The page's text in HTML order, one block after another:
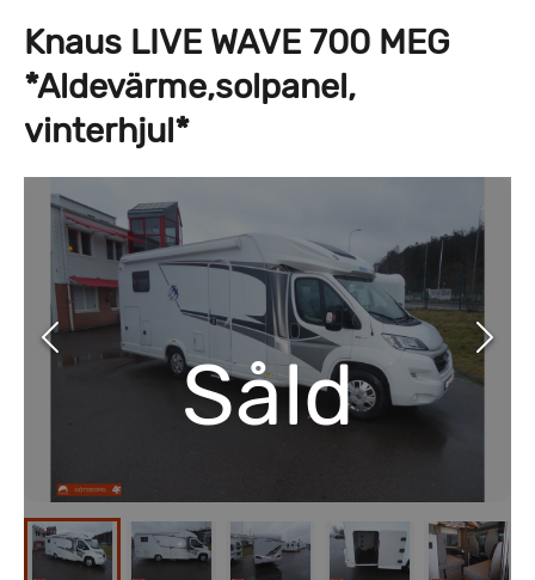
Knaus LIVE WAVE 700 MEG
*Aldevärme,solpanel,
vinterhjul*
Såld